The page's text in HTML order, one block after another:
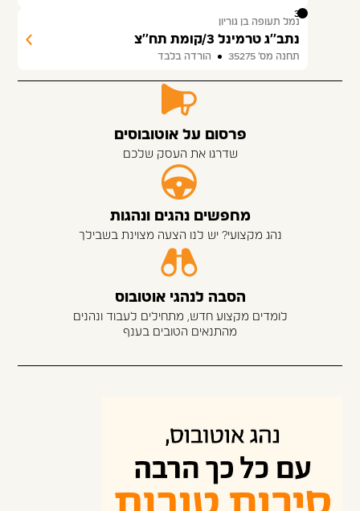
35
נמל תעופה בן גוריון
נתב''ג טרמינל 3/קומת תח''צ
תחנה מס׳ 35275 הורדה בלבד
פרסום על אוטובוסים
שדרגו את העסק שלכם
מחפשים נהגים ונהגות
נהג מקצועי? יש לנו הצעה מצוינת בשבילך
הסבה לנהגי אוטובוס
לומדים מקצוע חדש, מתחילים לעבוד ונהנים
מהתנאים הטובים בענף